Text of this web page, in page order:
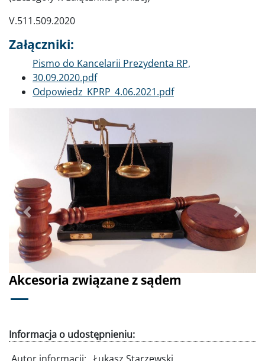
V.511.509.2020
Załączniki:
Dokument
Pismo do Kancelarii Prezydenta RP,
30.09.2020.pdf
Dokument
Odpowiedz_KPRP_4.06.2021.pdf
Akcesoria związane z sądem
Poprzednie Dalej
Informacja o udostępnieniu: